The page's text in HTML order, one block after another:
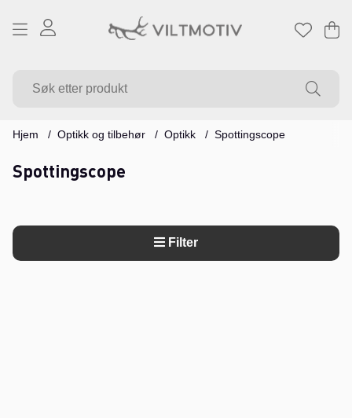
.
Hjem Optikk og tilbehør Optikk Spottingscope
Spottingscope
Filter